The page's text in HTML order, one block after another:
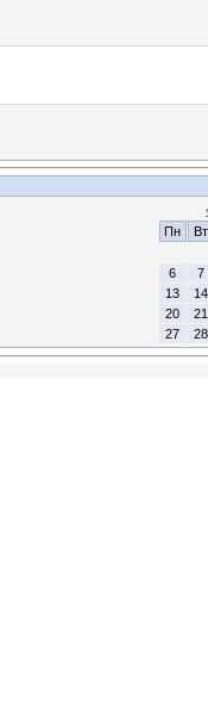
Пн
Вт
6
7
13
14
20
21
27
28